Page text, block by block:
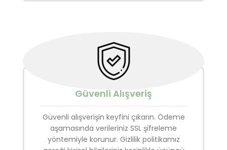
Güvenli Alışveriş
Güvenli alışverişin keyfini çıkarın. Ödeme
aşamasında verileriniz SSL şifreleme
yöntemiyle korunur. Gizlilik politikamız